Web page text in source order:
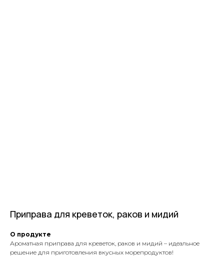
Приправа для креветок, раков и мидий
О продукте
Ароматная приправа для креветок, раков и мидий – идеальное
решение для приготовления вкусных морепродуктов!